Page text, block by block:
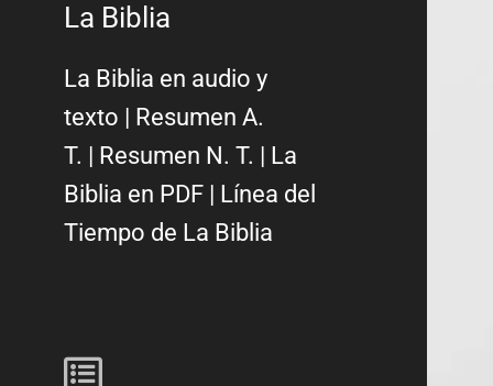
La Biblia
La Biblia en audio y
texto
Resumen A.
T.
Resumen N. T.
La
Biblia en PDF
Línea del
Tiempo de La Biblia